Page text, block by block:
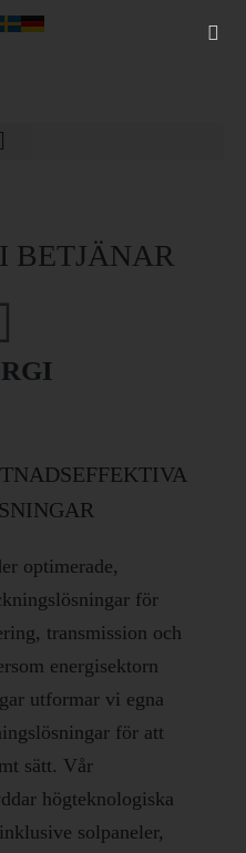
BETJÄNAR
optimerade,
för
transmission och
energisektorn
utformar vi egna
för att
sätt. Vår
högteknologiska
solpaneler,